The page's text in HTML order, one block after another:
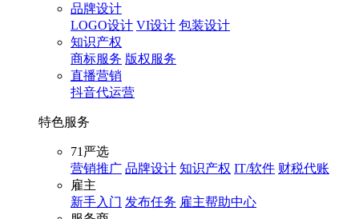
品牌设计
LOGO设计 VI设计 包装设计
知识产权
商标服务 版权服务
直播营销
抖音代运营
特色服务
71严选
营销推广 品牌设计 知识产权 IT/软件 财税代账
雇主
新手入门 发布任务 雇主帮助中心